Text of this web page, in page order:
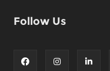
Follow Us